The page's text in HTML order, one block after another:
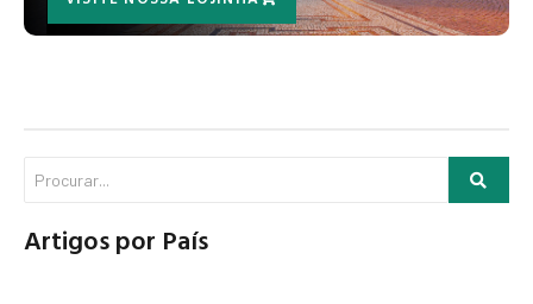
Artigos por País